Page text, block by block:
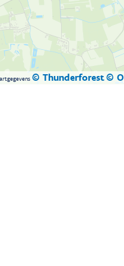
© Thunderforest©